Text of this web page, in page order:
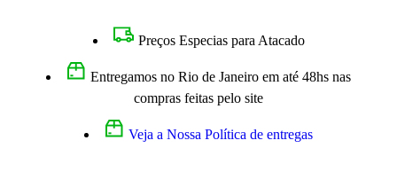
Preços Especias para Atacado
Entregamos no Rio de Janeiro em até 48hs nas
compras feitas pelo site
Veja a Nossa Política de entregas